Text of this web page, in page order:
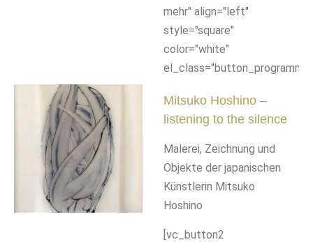
mehr" align="left"
style="square"
color="white"
el_class="button_programm"]
Mitsuko Hoshino –
listening to the silence
Malerei, Zeichnung und
Objekte der japanischen
Künstlerin Mitsuko
Hoshino
[vc_button2